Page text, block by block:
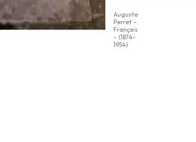
Auguste
Perret –
Français
– (1874-
1954)